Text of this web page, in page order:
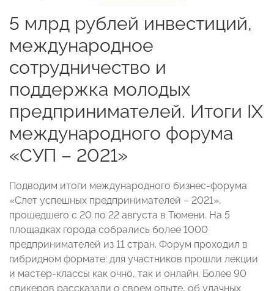
5 млрд рублей инвестиций,
международное
сотрудничество и
поддержка молодых
предпринимателей. Итоги IX
международного форума
«СУП – 2021»
Подводим итоги международного бизнес-форума
«Слет успешных предпринимателей – 2021»,
прошедшего с 20 по 22 августа в Тюмени. На 5
площадках города собрались более 1000
предпринимателей из 11 стран. Форум проходил в
гибридном формате: для участников прошли лекции
и мастер-классы как очно, так и онлайн. Более 90
спикеров рассказали о своем опыте, об удачных